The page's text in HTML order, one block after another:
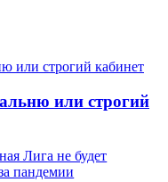
или строгий